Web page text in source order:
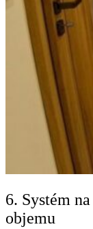
6. Systém
objemu